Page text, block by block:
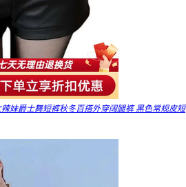
妹爵士舞短裤秋冬百搭外穿阔腿裤 黑色常规皮短